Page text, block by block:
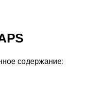
содержание: